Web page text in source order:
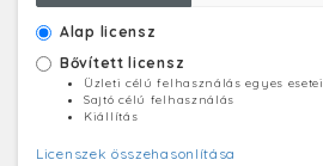
Alap licensz
Bővített licensz
Üzleti célú felhasználás egyes esetei
Sajtó célú felhasználás
Kiállítás
Licenszek összehasonlítása